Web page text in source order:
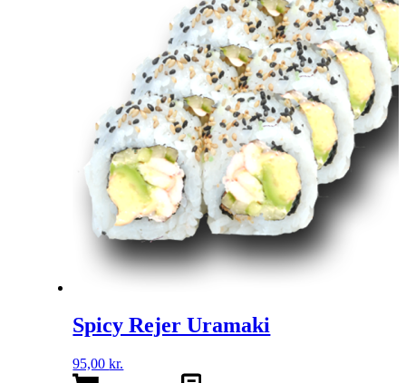
Spicy Rejer Uramaki
95,00kr.